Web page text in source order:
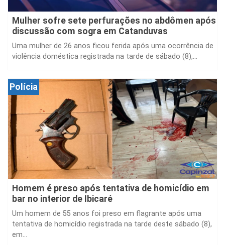
Mulher sofre sete perfurações no abdômen após
discussão com sogra em Catanduvas
Uma mulher de 26 anos ficou ferida após uma ocorrência de
violência doméstica registrada na tarde de sábado (8),...
Polícia
Homem é preso após tentativa de homicídio em
bar no interior de Ibicaré
Um homem de 55 anos foi preso em flagrante após uma
tentativa de homicídio registrada na tarde deste sábado (8),
em...